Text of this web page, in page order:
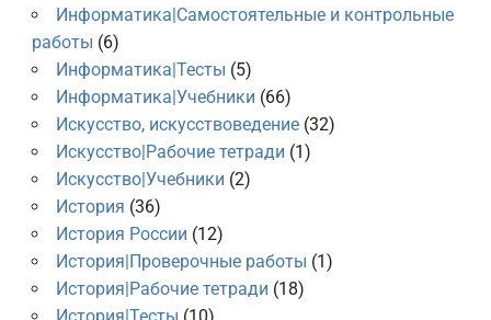
Информатика|Самостоятельные и контрольные
работы (6)
Информатика|Тесты (5)
Информатика|Учебники (66)
Искусство, искусствоведение(32)
Искусство|Рабочие тетради (1)
Искусство|Учебники (2)
История (36)
История России (12)
История|Проверочные работы (1)
История|Рабочие тетради (18)